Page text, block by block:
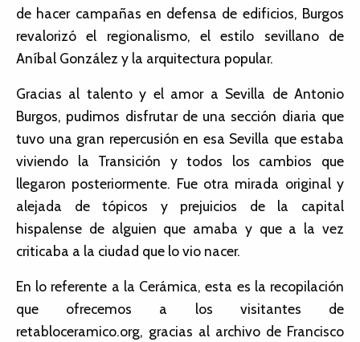
de hacer campañas en defensa de edificios, Burgos
revalorizó el regionalismo, el estilo sevillano de
Aníbal González y la arquitectura popular.
Gracias al talento y el amor a Sevilla de Antonio
Burgos, pudimos disfrutar de una sección diaria que
tuvo una gran repercusión en esa Sevilla que estaba
viviendo la Transición y todos los cambios que
llegaron posteriormente. Fue otra mirada original y
alejada de tópicos y prejuicios de la capital
hispalense de alguien que amaba y que a la vez
criticaba a la ciudad que lo vio nacer.
En lo referente a la Cerámica, esta es la recopilación
que ofrecemos a los visitantes de
retabloceramico.org, gracias al archivo de Francisco